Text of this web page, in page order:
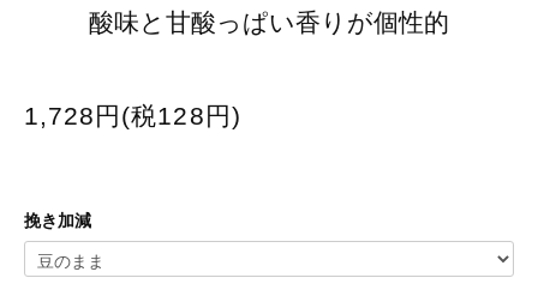
酸味と甘酸っぱい香りが個性的
1,728円(税128円)
挽き加減